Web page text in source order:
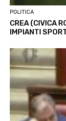
POLITICA
CREA (CIVICA
IMPIANTI